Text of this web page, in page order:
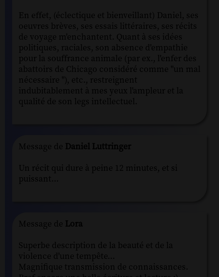
En effet, (éclectique et bienveillant) Daniel, ses
oeuvres brèves, ses essais littéraires, ses récits
de voyage m'enchantent. Quant à ses idées
politiques, raciales, son absence d'empathie
pour la souffrance animale (par ex., l'enfer des
abattoirs de Chicago considéré comme "un mal
nécessaire "), etc., restreignent
indubitablement à mes yeux l'ampleur et la
qualité de son legs intellectuel.
Message de Daniel Luttringer
Un récit qui dure à peine 12 minutes, et si
puissant...
Message de Lora
Superbe description de la beauté et de la
violence d'une tempête...
Magnifique transmission de connaissances.